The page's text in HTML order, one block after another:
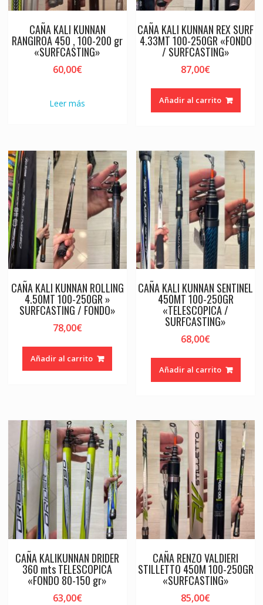
CAÑA KALI KUNNAN
RANGIROA 450 , 100-200 gr
«SURFCASTING»
60,00€
Leer más
CAÑA KALI KUNNAN REX SURF
4.33MT 100-250GR «FONDO
/ SURFCASTING»
87,00€
Añadir al carrito
CAÑA KALI KUNNAN ROLLING
4.50MT 100-250GR »
SURFCASTING / FONDO»
78,00€
Añadir al carrito
CAÑA KALI KUNNAN SENTINEL
450MT 100-250GR
«TELESCOPICA /
SURFCASTING»
68,00€
Añadir al carrito
CAÑA KALIKUNNAN DRIDER
360 mts TELESCOPICA
«FONDO 80-150 gr»
63,00€
CAÑA RENZO VALDIERI
STILLETTO 450M 100-250GR
«SURFCASTING»
85,00€